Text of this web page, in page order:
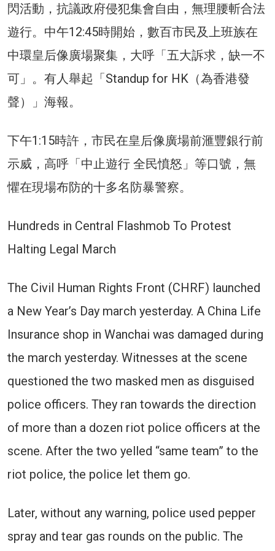
閃活動，抗議政府侵犯集會自由，無理腰斬合法
遊行。中午12:45時開始，數百市民及上班族在
中環皇后像廣場聚集，大呼「五大訴求，缺一不
可」。有人舉起「Standup for HK（為香港發
聲）」海報。
下午1:15時許，市民在皇后像廣場前滙豐銀行前
示威，高呼「中止遊行 全民憤怒」等口號，無
懼在現場布防的十多名防暴警察。
Hundreds in Central Flashmob To Protest
Halting Legal March
The Civil Human Rights Front (CHRF) launched
a New Year’s Day march yesterday. A China Life
Insurance shop in Wanchai was damaged during
the march yesterday. Witnesses at the scene
questioned the two masked men as disguised
police officers. They ran towards the direction
of more than a dozen riot police officers at the
scene. After the two yelled “same team” to the
riot police, the police let them go.
Later, without any warning, police used pepper
spray and tear gas rounds on the public. The